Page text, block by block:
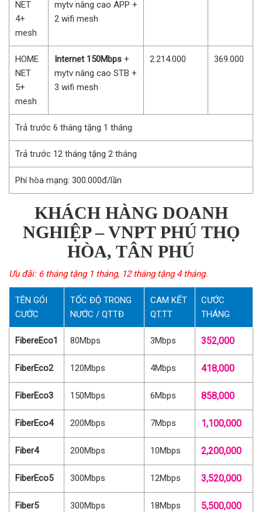
NET
4+
mesh
mytv nâng cao APP +
2 wifi mesh
HOME
NET
5+
mesh
Internet 150Mbps +
mytv nâng cao STB +
3 wifi mesh
2.214.000 369.000
Trả trước 6 tháng tặng 1 tháng
Trả trước 12 tháng tặng 2 tháng
Phí hòa mạng: 300.000đ/lần
KHÁCH HÀNG DOANH
NGHIỆP – VNPT PHÚ THỌ
HÒA, TÂN PHÚ
Ưu đãi: 6 tháng tặng 1 tháng, 12 tháng tặng 4 tháng.
TÊN GÓI
CƯỚC
TỐC ĐỘ TRONG
NƯỚC / QTTĐ
CAM KẾT
QT.TT
CƯỚC
THÁNG
FibereEco1 80Mbps 3Mbps 352,000
FiberEco2 120Mbps 4Mbps 418,000
FiberEco3 150Mbps 6Mbps 858,000
FiberEco4 200Mbps 7Mbps 1,100,000
Fiber4 200Mbps 10Mbps 2,200,000
FiberEco5 300Mbps 12Mbps 3,520,000
Fiber5 300Mbps 18Mbps 5,500,000